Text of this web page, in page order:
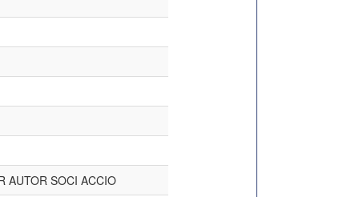
AUTOR SOCI ACCIO